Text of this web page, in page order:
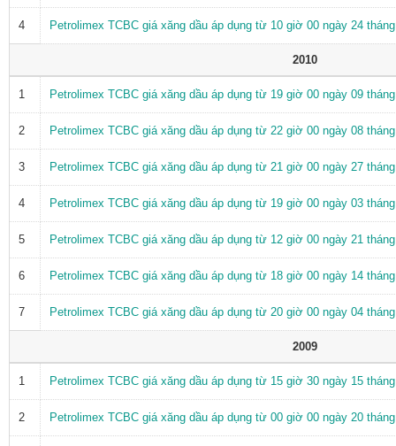
4 Petrolimex TCBC giá xăng dầu áp dụng từ 10 giờ 00 ngày 24
2010
1 Petrolimex TCBC giá xăng dầu áp dụng từ 19 giờ 00 ngày 09
2 Petrolimex TCBC giá xăng dầu áp dụng từ 22 giờ 00 ngày 08
3 Petrolimex TCBC giá xăng dầu áp dụng từ 21 giờ 00 ngày 27
4 Petrolimex TCBC giá xăng dầu áp dụng từ 19 giờ 00 ngày 03
5 Petrolimex TCBC giá xăng dầu áp dụng từ 12 giờ 00 ngày 21
6 Petrolimex TCBC giá xăng dầu áp dụng từ 18 giờ 00 ngày 14
7 Petrolimex TCBC giá xăng dầu áp dụng từ 20 giờ 00 ngày 04
2009
1 Petrolimex TCBC giá xăng dầu áp dụng từ 15 giờ 30 ngày 15
2 Petrolimex TCBC giá xăng dầu áp dụng từ 00 giờ 00 ngày 20